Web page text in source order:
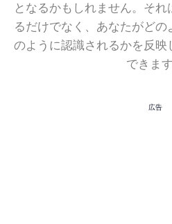
となるかもしれません。そ
るだけでなく、あなたがど
のように認識されるかを反映
できます
広告